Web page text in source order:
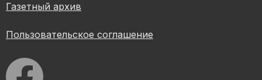
Газетный архив
Пользовательское соглашение